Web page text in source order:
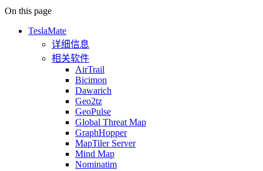
On this page
TeslaMate
详细信息
相关软件
AirTrail
Bicimon
Dawarich
Geo2tz
GeoPulse
Global Threat Map
GraphHopper
MapTiler Server
Mind Map
Nominatim